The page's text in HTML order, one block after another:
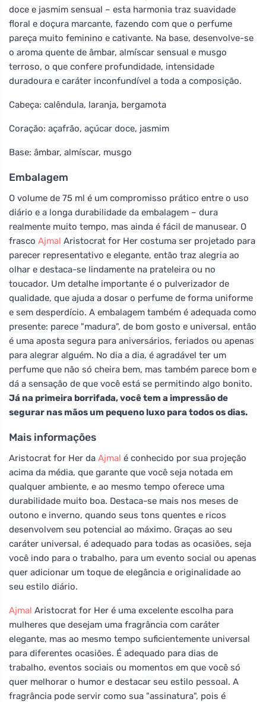
doce e jasmim sensual – esta harmonia traz suavidade
floral e doçura marcante, fazendo com que o perfume
pareça muito feminino e cativante. Na base, desenvolve-se
o aroma quente de âmbar, almíscar sensual e musgo
terroso, o que confere profundidade, intensidade
duradoura e caráter inconfundível a toda a composição.
Cabeça: calêndula, laranja, bergamota
Coração: açafrão, açúcar doce, jasmim
Base: âmbar, almíscar, musgo
Embalagem
O volume de 75 ml é um compromisso prático entre o uso
diário e a longa durabilidade da embalagem – dura
realmente muito tempo, mas ainda é fácil de manusear. O
frasco Ajmal Aristocrat for Her costuma ser projetado para
parecer representativo e elegante, então traz alegria ao
olhar e destaca-se lindamente na prateleira ou no
toucador. Um detalhe importante é o pulverizador de
qualidade, que ajuda a dosar o perfume de forma uniforme
e sem desperdício. A embalagem também é adequada como
presente: parece "madura", de bom gosto e universal, então
é uma aposta segura para aniversários, feriados ou apenas
para alegrar alguém. No dia a dia, é agradável ter um
perfume que não só cheira bem, mas também parece bom e
dá a sensação de que você está se permitindo algo bonito.
Já na primeira borrifada, você tem a impressão de
segurar nas mãos um pequeno luxo para todos os dias.
Mais informações
Aristocrat for Her da Ajmal é conhecido por sua projeção
acima da média, que garante que você seja notada em
qualquer ambiente, e ao mesmo tempo oferece uma
durabilidade muito boa. Destaca-se mais nos meses de
outono e inverno, quando seus tons quentes e ricos
desenvolvem seu potencial ao máximo. Graças ao seu
caráter universal, é adequado para todas as ocasiões, seja
você indo para o trabalho, para um evento social ou apenas
quer adicionar um toque de elegância e originalidade ao
seu estilo diário.
Ajmal Aristocrat for Her é uma excelente escolha para
mulheres que desejam uma fragrância com caráter
elegante, mas ao mesmo tempo suficientemente universal
para diferentes ocasiões. É adequado para dias de
trabalho, eventos sociais ou momentos em que você só
quer melhorar o humor e destacar seu estilo pessoal. A
fragrância pode servir como sua "assinatura", pois é